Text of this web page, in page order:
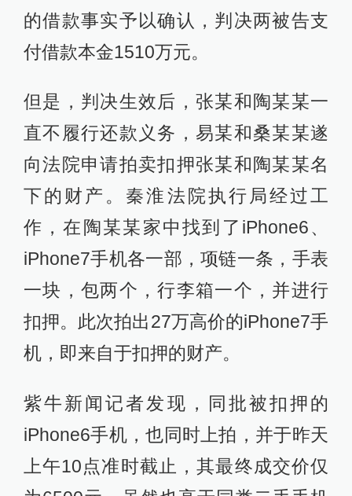
的借款事实予以确认，判决两被告支
付借款本金1510万元。
但是，判决生效后，张某和陶某某一
直不履行还款义务，易某和桑某某遂
向法院申请拍卖扣押张某和陶某某名
下的财产。秦淮法院执行局经过工
作，在陶某某家中找到了iPhone6、
iPhone7手机各一部，项链一条，手表
一块，包两个，行李箱一个，并进行
扣押。此次拍出27万高价的iPhone7手
机，即来自于扣押的财产。
紫牛新闻记者发现，同批被扣押的
iPhone6手机，也同时上拍，并于昨天
上午10点准时截止，其最终成交价仅